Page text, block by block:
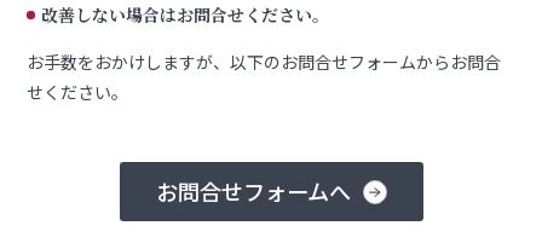
改善しない場合はお問合せください。
お手数をおかけしますが、以下のお問合せフォームからお問合
せください。
お問合せフォームへ